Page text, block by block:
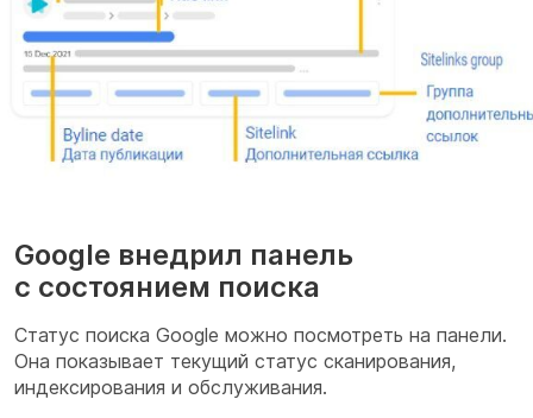
Google внедрил панель
с состоянием поиска
Статус поиска Google можно посмотреть на панели.
Она показывает текущий статус сканирования,
индексирования и обслуживания.